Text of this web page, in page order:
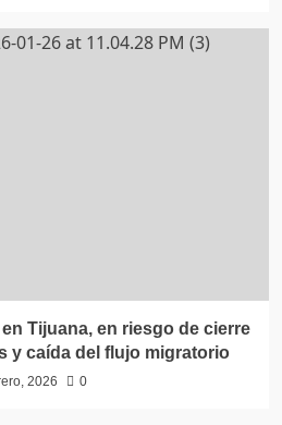
Tijuana, en riesgo de cierre
y caída del flujo migratorio
2026 0